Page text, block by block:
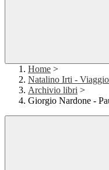
Home >
Natalino Irti -
Archivio libri >
Giorgio Nardone -